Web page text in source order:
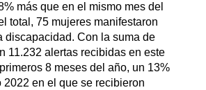
más que en el mismo mes del
total, 75 mujeres manifestaron
discapacidad. Con la suma de
11.232 alertas recibidas en este
8 meses del año, un 13%
2022 en el que se recibieron